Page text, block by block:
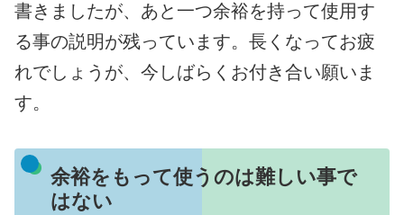
書きましたが、あと一つ余裕を持って使用す
る事の説明が残っています。長くなってお疲
れでしょうが、今しばらくお付き合い願いま
す。
余裕をもって使うのは難しい事で
はない